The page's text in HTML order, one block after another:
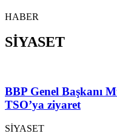
HABER
SİYASET
BBP Genel Başkanı
TSO’ya ziyaret
SİYASET